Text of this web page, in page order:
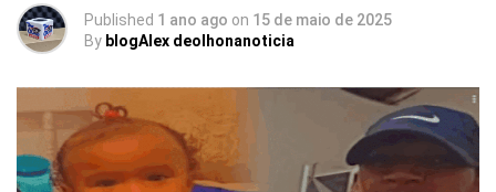
Published 1 ano ago on 15 de maio de 2025
By blogAlex deolhonanoticia